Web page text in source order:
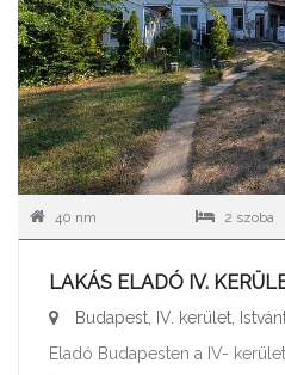
40 nm 2 szoba
LAKÁS ELADÓ IV.
Budapest, IV. kerület,
Eladó Budapesten a IV-